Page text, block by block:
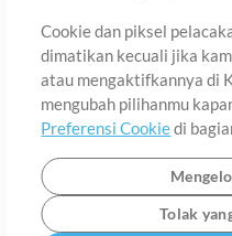
Cookie dan piksel
dimatikan kecuali jika
atau mengaktifkannya di
mengubah pilihanmu
Preferensi Cookiedi
Tolak
©2006-2026 oleh